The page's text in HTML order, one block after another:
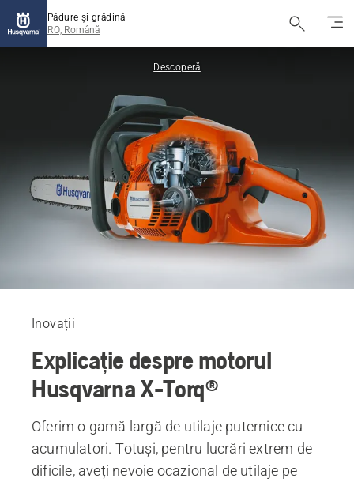
Pădure și grădină
RO, Română
Descoperă
Inovații
Explicație despre motorul
Husqvarna X-Torq®
Oferim o gamă largă de utilaje puternice cu
acumulatori. Totuși, pentru lucrări extrem de
dificile, aveți nevoie ocazional de utilaje pe